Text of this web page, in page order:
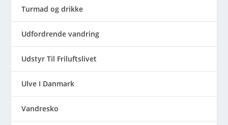
Turmad og drikke
Udfordrende vandring
Udstyr Til Friluftslivet
Ulve I Danmark
Vandresko